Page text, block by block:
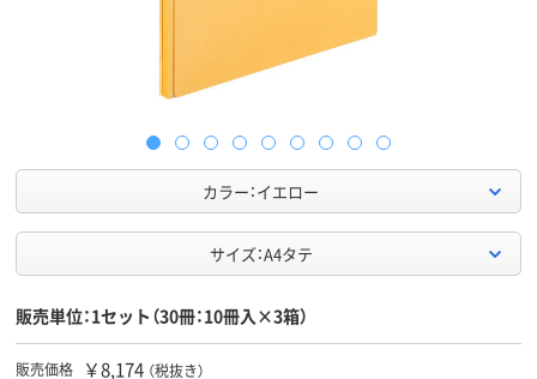
カラー：イエロー
サイズ：A4タテ
販売単位：1セット（30冊：10冊入×3箱）
販売価格 ￥8,174 （税抜き）